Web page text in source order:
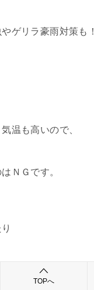
ゲリラ豪雨対策も！
温も高いので、
ＮＧです。
あります。
TOPへ